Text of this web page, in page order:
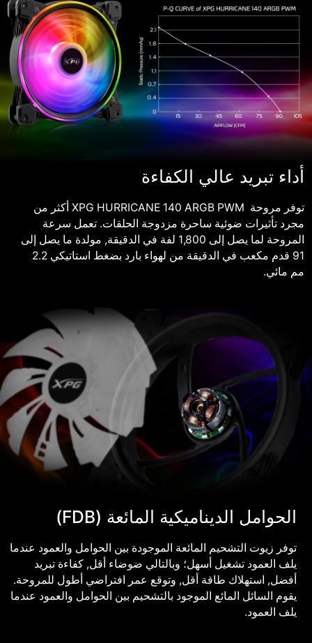
أداء تبريد عالي الكفاءة
توفر مروحة XPG HURRICANE 140 ARGB PWM ‎ أكثر من
مجرد تأثيرات ضوئية ساحرة مزدوجة الحلقات. تعمل سرعة
المروحة لما يصل إلى 1,800 لفة في الدقيقة, مولدة ما يصل إلى
91 قدم مكعب في الدقيقة من لهواء بارد بضغط استاتيكي 2.2
مم مائي.
الحوامل الديناميكية المائعة ‎(FDB)
توفر زيوت التشحيم المائعة الموجودة بين الحوامل والعمود عندما
يلف العمود تشغيل أسهل؛ وبالتالي ضوضاء أقل, كفاءة تبريد
أفضل, استهلاك طاقة أقل, وتوقع عمر افتراضي أطول للمروحة.
يقوم السائل المائع الموجود بالتشحيم بين الحوامل والعمود عندما
يلف العمود.